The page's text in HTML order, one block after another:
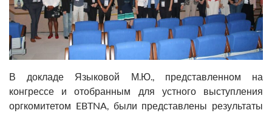
В докладе Языковой М.Ю., представленном на
конгрессе и отобранным для устного выступления
оргкомитетом EBTNA, были представлены результаты